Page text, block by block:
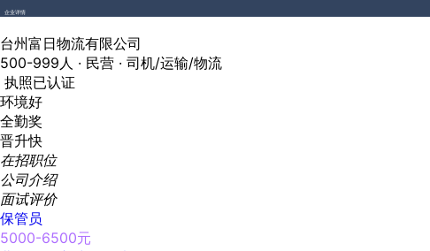
企业详情
台州富日物流有限公司
500-999人 · 民营 · 司机/运输/物流
执照已认证
环境好
全勤奖
晋升快
在招职位
公司介绍
面试评价
保管员
5000-6500元